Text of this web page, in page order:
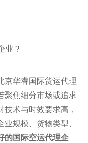
业？
京华睿国际货运代理
聚焦细分市场或追求
术与时效要求高，
规模、货物类型、
的国际空运代理企